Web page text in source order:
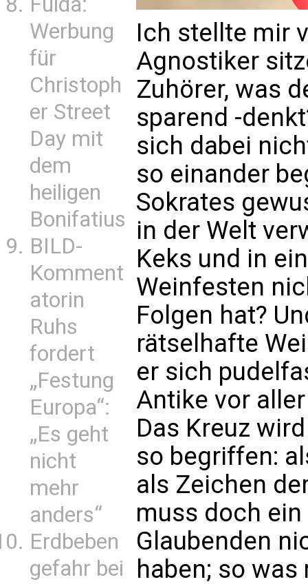
Werbung
für
Christoph
er Street
Day mit
dem
heiligen
Bonifatius
BILD-
Komment
atorin
Ruhs
fordert
„Festung
Europa“:
„Es geht
nicht
mehr
anders“
Erdbeben
gefahr bei
Ich stellte mir
Agnostiker
Zuhörer, was
sparend -
sich dabei
so einander
Sokrates
in der Welt
Keks und in
Weinfesten
Folgen hat?
rätselhafte
er sich
Antike vor
Das Kreuz
so begriffen:
als Zeichen
muss doch
Glaubenden
haben; so